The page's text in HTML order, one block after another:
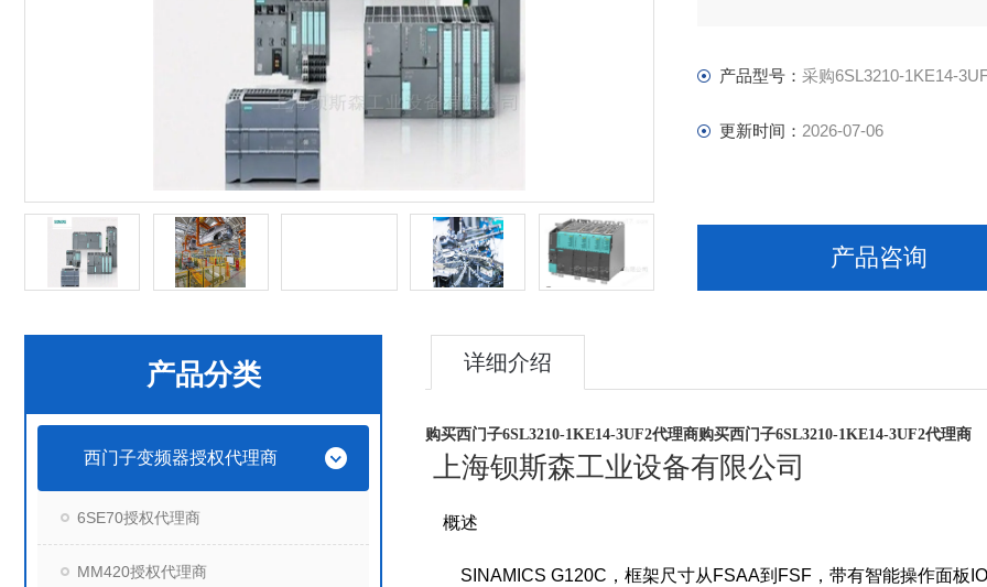
产品型号： 采购6SL3210-1KE14-
更新时间： 2026-07-06
产品咨询
产品分类
西门子变频器授权代理商
6SE70授权代理商
MM420授权代理商
详细介绍
购买西门子6SL3210-1KE14-3UF2代理商购买西门子6SL3210-1KE14-3UF2代理商
上海钡斯森工业设备有限公司
概述
SINAMICS G120C，框架尺寸从FSAA到FSF，带有智能操作面板